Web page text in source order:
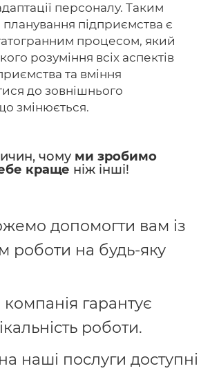
персоналу. Таким
планування підприємства є
процесом, який
розуміння всіх аспектів
та вміння
до зовнішнього
змінюється.
чому ми зробимо
краще ніж інші!
допомогти вам із
роботи на будь-яку
гарантує
роботи.
наші послуги доступні